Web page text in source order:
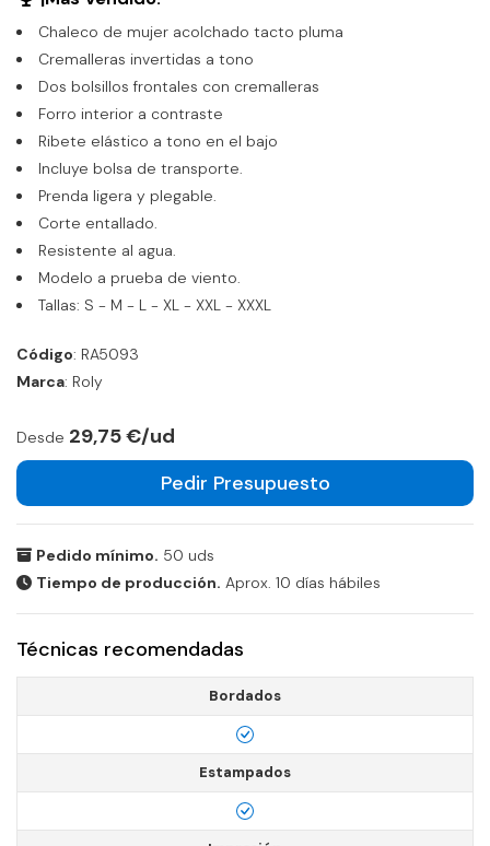
Chaleco de mujer acolchado tacto pluma
Cremalleras invertidas a tono
Dos bolsillos frontales con cremalleras
Forro interior a contraste
Ribete elástico a tono en el bajo
Incluye bolsa de transporte.
Prenda ligera y plegable.
Corte entallado.
Resistente al agua.
Modelo a prueba de viento.
Tallas: S - M - L - XL - XXL - XXXL
Código: RA5093
Marca: Roly
Desde 29,75 €/ud
Pedir Presupuesto
Pedido mínimo. 50 uds
Tiempo de producción. Aprox. 10 días hábiles
Técnicas recomendadas
Bordados
Estampados